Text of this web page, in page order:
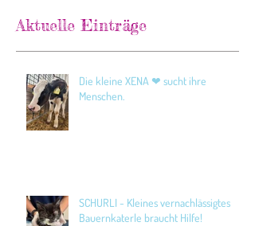
Aktuelle Einträge
Die kleine XENA ❤ sucht ihre
Menschen.
SCHURLI - Kleines vernachlässigtes
Bauernkaterle braucht Hilfe!